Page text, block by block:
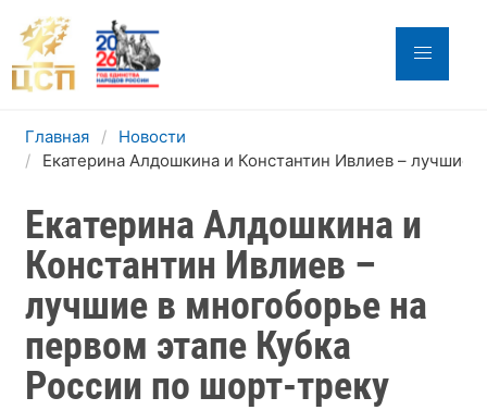
Главная
Новости
Екатерина Алдошкина и Константин Ивлиев – лучшие
Екатерина Алдошкина и
Константин Ивлиев –
лучшие в многоборье на
первом этапе Кубка
России по шорт-треку